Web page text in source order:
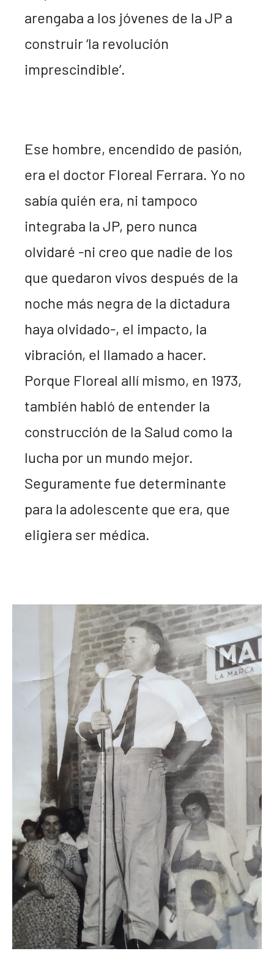
arengaba a los jóvenes de la JP a
construir ‘la revolución
imprescindible’.
Ese hombre, encendido de pasión,
era el doctor Floreal Ferrara. Yo no
sabía quién era, ni tampoco
integraba la JP, pero nunca
olvidaré -ni creo que nadie de los
que quedaron vivos después de la
noche más negra de la dictadura
haya olvidado-, el impacto, la
vibración, el llamado a hacer.
Porque Floreal allí mismo, en 1973,
también habló de entender la
construcción de la Salud como la
lucha por un mundo mejor.
Seguramente fue determinante
para la adolescente que era, que
eligiera ser médica.